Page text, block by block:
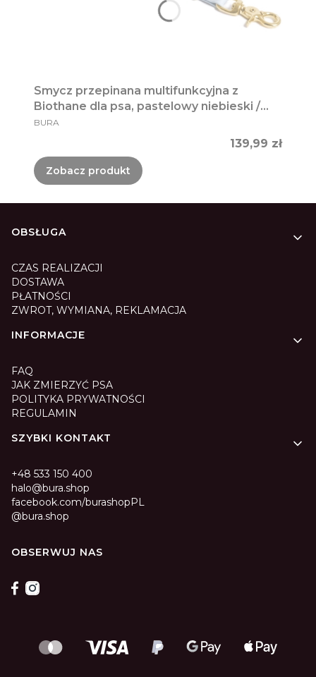
Smycz przepinana multifunkcyjna z
Biothane dla psa, pastelowy niebieski /
PUPPY blue
PRODUCENT
BURA
Cena
139,99 zł
Zobacz produkt
Linki w stopce
OBSŁUGA
CZAS REALIZACJI
DOSTAWA
PŁATNOŚCI
ZWROT, WYMIANA, REKLAMACJA
INFORMACJE
FAQ
JAK ZMIERZYĆ PSA
POLITYKA PRYWATNOŚCI
REGULAMIN
SZYBKI KONTAKT
+48 533 150 400
halo@bura.shop
facebook.com/burashopPL
@bura.shop
OBSERWUJ NAS